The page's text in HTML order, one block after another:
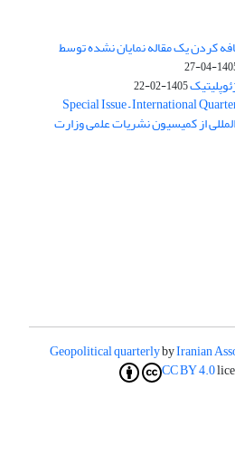
کردن یک مقاله نمایان نشده توسط
1405-
1405-02-22
Special Issue – International
از کمیسیون نشریات علمی وزارت
Geopolitical quarterlybyIranian
CC BY 4.0